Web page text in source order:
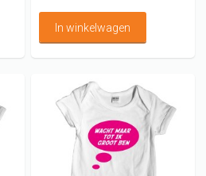
In winkelwagen